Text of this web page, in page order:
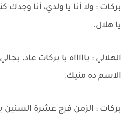
بركات : ولا أنا يا ولدي، أنا وجدك
يا هلال.
الهلالي : ياااااه يا بركات عاد،
الاسم ده منيك.
بركات : الزمن فرج عشرة السنين